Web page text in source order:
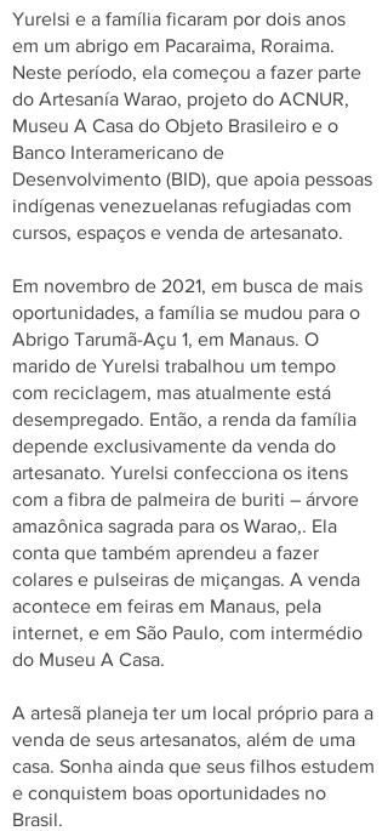
Yurelsi e a família ficaram por dois anos
em um abrigo em Pacaraima, Roraima.
Neste período, ela começou a fazer parte
do Artesanía Warao, projeto do ACNUR,
Museu A Casa do Objeto Brasileiro e o
Banco Interamericano de
Desenvolvimento (BID), que apoia pessoas
indígenas venezuelanas refugiadas com
cursos, espaços e venda de artesanato.
Em novembro de 2021, em busca de mais
oportunidades, a família se mudou para o
Abrigo Tarumã-Açu 1, em Manaus. O
marido de Yurelsi trabalhou um tempo
com reciclagem, mas atualmente está
desempregado. Então, a renda da família
depende exclusivamente da venda do
artesanato. Yurelsi confecciona os itens
com a fibra de palmeira de buriti – árvore
amazônica sagrada para os Warao,. Ela
conta que também aprendeu a fazer
colares e pulseiras de miçangas. A venda
acontece em feiras em Manaus, pela
internet, e em São Paulo, com intermédio
do Museu A Casa.
A artesã planeja ter um local próprio para a
venda de seus artesanatos, além de uma
casa. Sonha ainda que seus filhos estudem
e conquistem boas oportunidades no
Brasil.